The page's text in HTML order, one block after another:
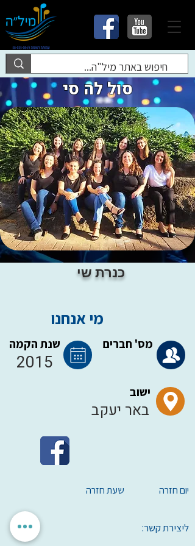
סול לה סי
כנרת שי
מי אנחנו
שנת הקמה
2015
מס' חברים
ישוב
באר יעקב
שעת חזרה יום חזרה
ליצירת קשר: